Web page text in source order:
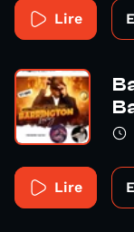
Lire
Lire